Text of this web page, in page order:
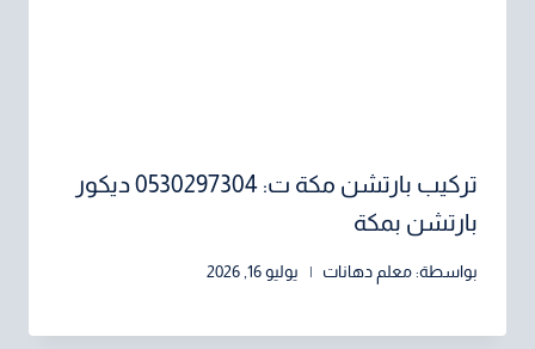
تركيب بارتشن مكة ت: 0530297304 ديكور
بارتشن بمكة
بواسطة: معلم دهانات يوليو 16, 2026